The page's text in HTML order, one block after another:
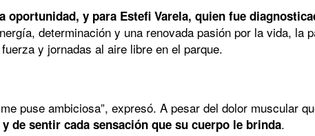
oportunidad, y para Estefi Varela, quien fue
determinación y una renovada pasión por la vida,
y jornadas al aire libre en el parque.
puse ambiciosa”, expresó. A pesar del dolor muscular
de sentir cada sensación que su cuerpo le brinda.